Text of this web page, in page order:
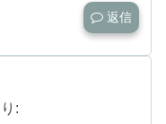
返信
: